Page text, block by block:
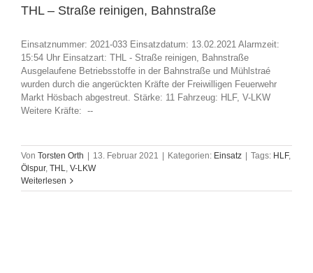
THL – Straße reinigen, Bahnstraße
Einsatznummer: 2021-033 Einsatzdatum: 13.02.2021 Alarmzeit:
15:54 Uhr Einsatzart: THL - Straße reinigen, Bahnstraße
Ausgelaufene Betriebsstoffe in der Bahnstraße und Mühlstraé
wurden durch die angerückten Kräfte der Freiwilligen Feuerwehr
Markt Hösbach abgestreut. Stärke: 11 Fahrzeug: HLF, V-LKW
Weitere Kräfte: --
Von Torsten Orth | 13. Februar 2021 | Kategorien: Einsatz | Tags: HLF,
Ölspur, THL
V-LKW
Weiterlesen